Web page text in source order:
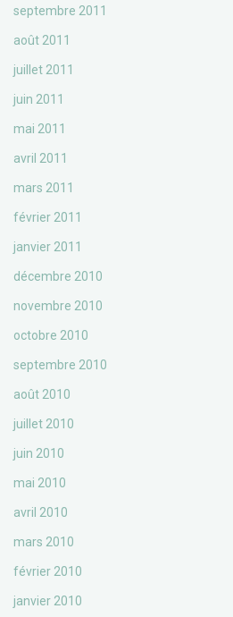
septembre 2011
août 2011
juillet 2011
juin 2011
mai 2011
avril 2011
mars 2011
février 2011
janvier 2011
décembre 2010
novembre 2010
octobre 2010
septembre 2010
août 2010
juillet 2010
juin 2010
mai 2010
avril 2010
mars 2010
février 2010
janvier 2010